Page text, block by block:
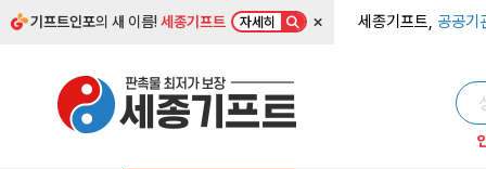
기프트인포의 새 이름!세종기프트 자세히 × 세종기프트, 공공기